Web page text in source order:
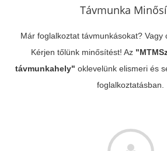
Távmunka
Már foglalkoztat távmunkásokat? Vagy
Kérjen tőlünk minősítést! Az
távmunkahely" oklevelünk elismeri és
foglalkoztatásban.